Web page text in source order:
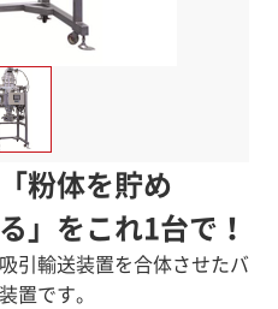
粉体を貯め
」をこれ1台で！
引輸送装置を合体させたバ
置です。